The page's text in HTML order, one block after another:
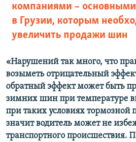
компаниями –
в Грузии, которым
увеличить продажи шин
«Нарушений так много, что
возыметь отрицательный
обратный эффект может быть
зимних шин при температуре
при таких условиях тормозной
значит водитель может не
транспортного происшествия.